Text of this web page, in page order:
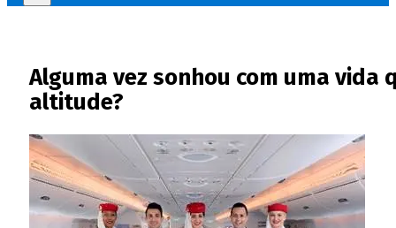
Alguma vez sonhou com uma
altitude?